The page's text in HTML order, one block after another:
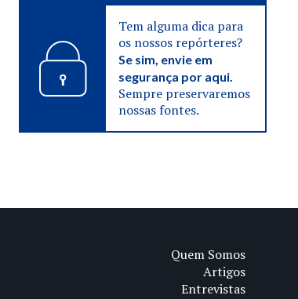
Tem alguma dica para
os nossos repórteres?
Se sim, envie em
segurança por aqui.
Sempre preservaremos
nossas fontes.
Quem Somos
Artigos
Entrevistas